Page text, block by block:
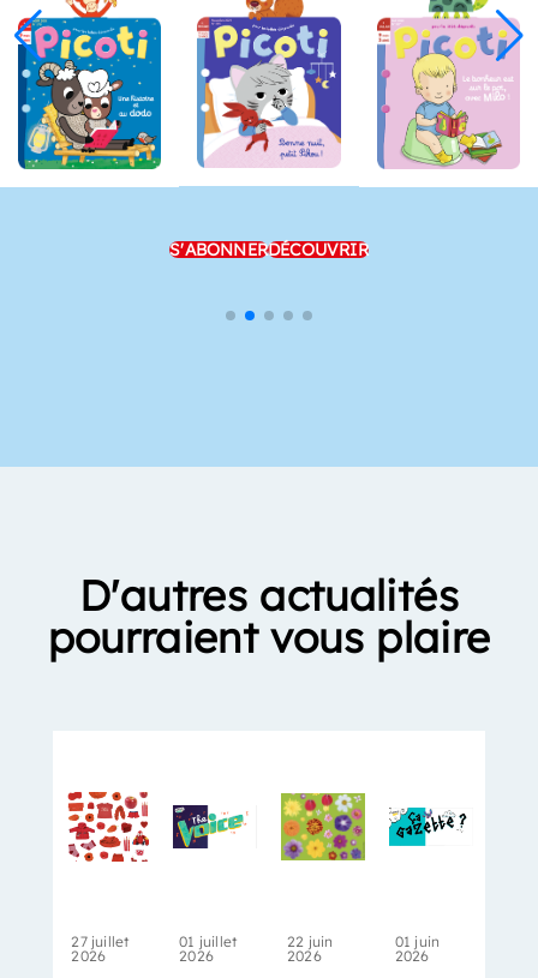
S'ABONNERDÉCOUVRIR
D'autres actualités
pourraient vous plaire
27 juillet
2026
01 juillet
2026
22 juin
2026
01 juin
2026